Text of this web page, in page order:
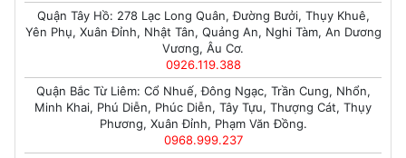
Quận Tây Hồ: 278 Lạc Long Quân, Đường Bưởi, Thụy Khuê,
Yên Phụ, Xuân Đỉnh, Nhật Tân, Quảng An, Nghi Tàm, An Dương
Vương, Âu Cơ.
0926.119.388
Quận Bắc Từ Liêm: Cổ Nhuế, Đông Ngạc, Trần Cung, Nhổn,
Minh Khai, Phú Diễn, Phúc Diễn, Tây Tựu, Thượng Cát, Thụy
Phương, Xuân Đỉnh, Phạm Văn Đồng.
0968.999.237